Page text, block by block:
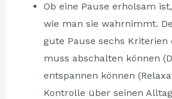
Ob eine Pause erholsam
wie man sie wahrnimmt.
gute Pause sechs
muss abschalten können
entspannen können
Kontrolle über seinen